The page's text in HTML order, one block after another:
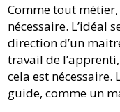
Comme tout
nécessaire. L’idéal
direction d’un
travail de
cela est nécessaire.
guide, comme un